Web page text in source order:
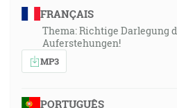
FRANÇAIS
Thema: Richtige Darlegung
Auferstehungen!
MP3
PORTUGUÊS